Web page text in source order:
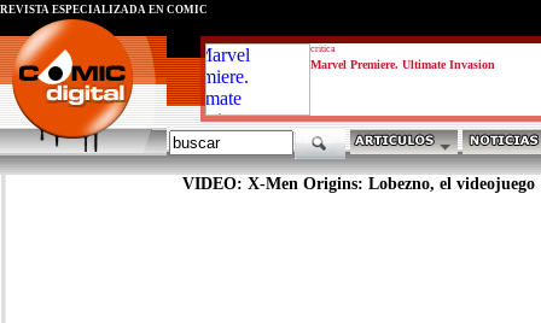
critica
Marvel Premiere. Ultimate Invasion
REVISTA ESPECIALIZADA EN CÓMIC
VIDEO: X-Men Origins: Lobezno, el videojuego